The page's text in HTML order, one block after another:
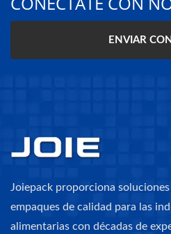
ENVIAR
Joiepack proporciona
empaques de calidad para las
alimentarias con décadas de